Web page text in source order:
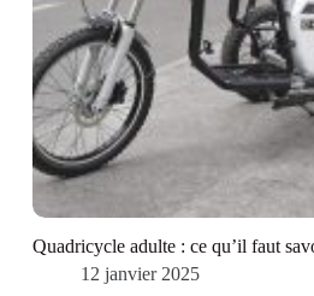
Quadricycle adulte : ce qu’il faut
12 janvier 2025